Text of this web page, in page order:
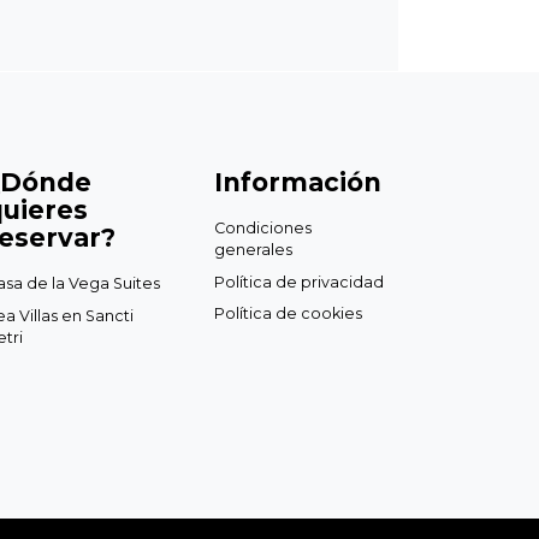
de la Vega Suites
Villas en Sancti
Información
Condiciones
generales
Política de privacidad
Política de cookies